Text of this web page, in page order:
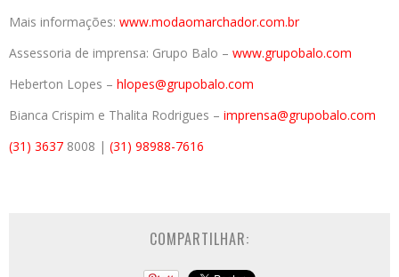
Mais informações: www.modaomarchador.com.br
Assessoria de imprensa: Grupo Balo – www.grupobalo.com
Heberton Lopes – hlopes@grupobalo.com
Bianca Crispim e Thalita Rodrigues – imprensa@grupobalo.com
(31) 3637 8008 | (31) 98988-7616
COMPARTILHAR: